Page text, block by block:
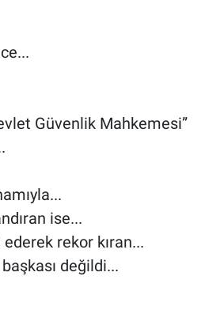
Güvenlik Mahkemesi”
ise...
rekor kıran...
değildi...